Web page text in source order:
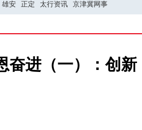
雄安 正定 太行资讯 京津冀网事
奋进（一）：创新